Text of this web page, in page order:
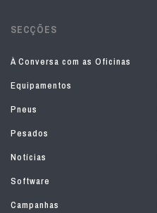
SECÇÕES
À Conversa com as Oficinas
Equipamentos
Pneus
Pesados
Notícias
Software
Campanhas